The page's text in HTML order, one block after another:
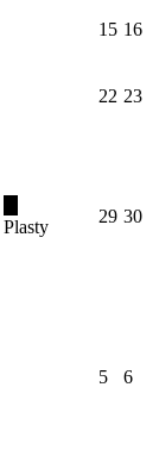
15 16
22 23
Plasty
29 30
5 6